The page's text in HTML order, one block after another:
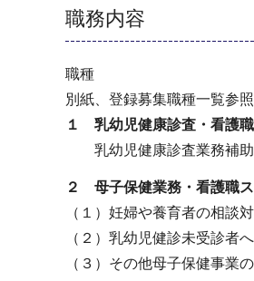
職務内容
職種
別紙、登録募集職種一覧参照
１ 乳幼児健康診査・看護
乳幼児健康診査業務補助
２ 母子保健業務・看護職
（１）妊婦や養育者の相談
（２）乳幼児健診未受診者
（３）その他母子保健事業